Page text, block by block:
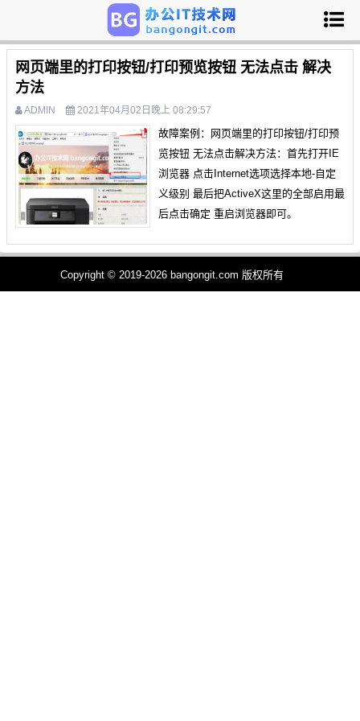
网页端里的打印按钮/打印预览按钮 无法点击 解决
方法
ADMIN 2021年04月02日晚上 08:29:57
故障案例：网页端里的打印按钮/打印预
览按钮 无法点击解决方法：首先打开IE
浏览器 点击Internet选项选择本地-自定
义级别 最后把ActiveX这里的全部启用最
后点击确定 重启浏览器即可。
Copyright © 2019-2026 bangongit.com 版权所有